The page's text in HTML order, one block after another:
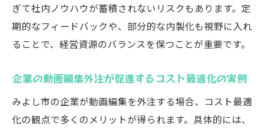
ぎて社内ノウハウが蓄積されないリスクもあります。定
期的なフィードバックや、部分的な内製化も視野に入れ
ることで、経営資源のバランスを保つことが重要です。
企業の動画編集外注が促進するコスト最適化の実例
みよし市の企業が動画編集を外注する場合、コスト最適
化の観点で多くのメリットが得られます。具体的には、